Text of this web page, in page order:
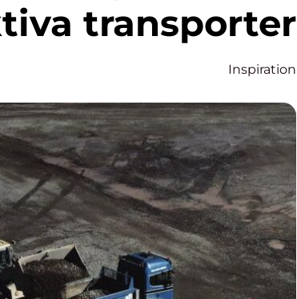
transporter
Inspiration